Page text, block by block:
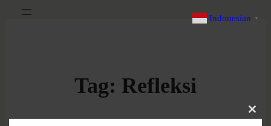
Tag: Refleksi
Indonesian ▼
Close